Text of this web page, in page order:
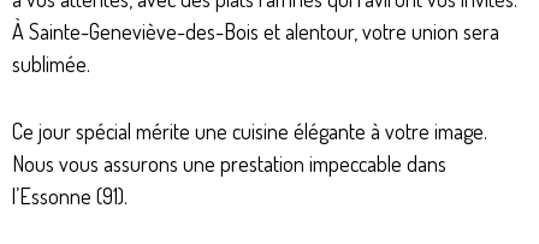
À Sainte-Geneviève-des-Bois et alentour, votre union sera
sublimée.
Ce jour spécial mérite une cuisine élégante à votre image.
Nous vous assurons une prestation impeccable dans
l’Essonne (91).